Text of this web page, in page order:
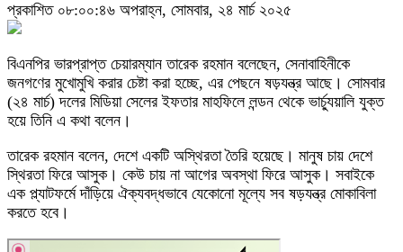
প্রকাশিত ০৮:০০:৪৬ অপরাহ্ন, সোমবার, ২৪ মার্চ ২০২৫
বিএনপির ভারপ্রাপ্ত চেয়ারম্যান তারেক রহমান বলেছেন, সেনাবাহিনীকে
জনগণের মুখোমুখি করার চেষ্টা করা হচ্ছে, এর পেছনে ষড়যন্ত্র আছে। সোমবার
(২৪ মার্চ) দলের মিডিয়া সেলের ইফতার মাহফিলে লন্ডন থেকে ভার্চ্যুয়ালি যুক্ত
হয়ে তিনি এ কথা বলেন।
তারেক রহমান বলেন, দেশে একটি অস্থিরতা তৈরি হয়েছে। মানুষ চায় দেশে
স্থিরতা ফিরে আসুক। কেউ চায় না আগের অবস্থা ফিরে আসুক। সবাইকে
এক প্ল্যাটফর্মে দাঁড়িয়ে ঐক্যবদ্ধভাবে যেকোনো মূল্যে সব ষড়যন্ত্র মোকাবিলা
করতে হবে।